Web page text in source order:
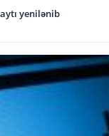
yenilənib